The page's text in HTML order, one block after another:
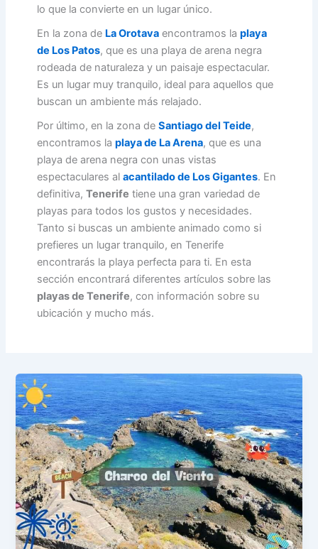
lo que la convierte en un lugar único.
En la zona de La Orotavaencontramos la playa
de Los Patos, que es una playa de arena negra
rodeada de naturaleza y un paisaje espectacular.
Es un lugar muy tranquilo, ideal para aquellos que
buscan un ambiente más relajado.
Por último, en la zona de Santiago del Teide,
encontramos la playa de La Arena, que es una
playa de arena negra con unas vistas
espectaculares al acantilado de Los Gigantes. En
definitiva, Tenerife tiene una gran variedad de
playas para todos los gustos y necesidades.
Tanto si buscas un ambiente animado como si
prefieres un lugar tranquilo, en Tenerife
encontrarás la playa perfecta para ti. En esta
sección encontrará diferentes artículos sobre las
playas de Tenerife, con información sobre su
ubicación y mucho más.